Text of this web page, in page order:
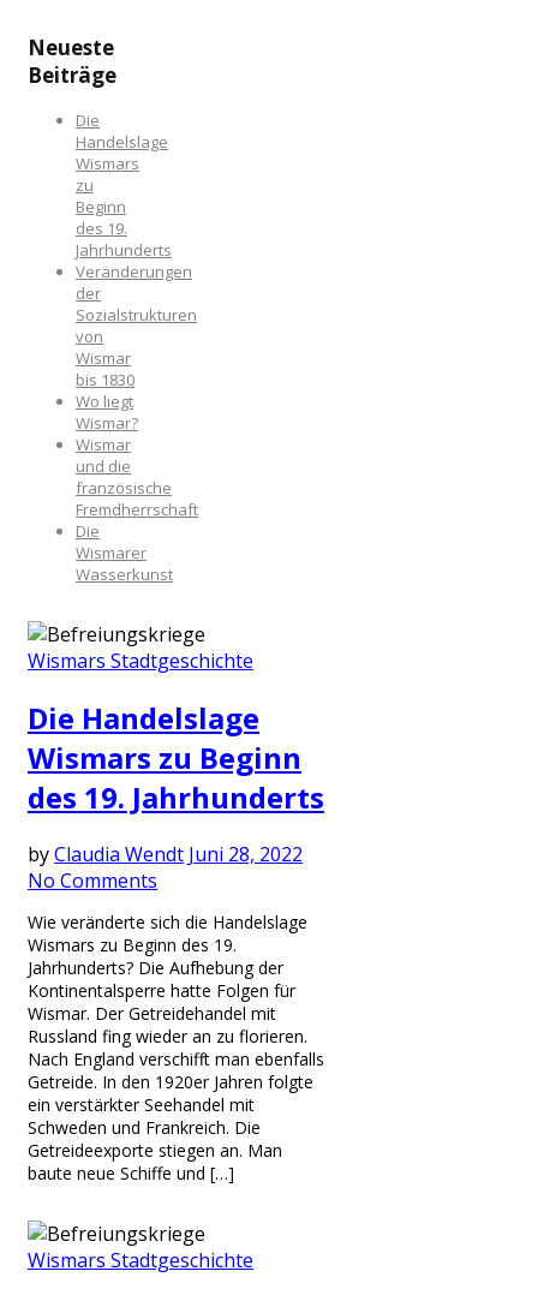
Neueste
Beiträge
Die
Handelslage
Wismars
zu
Beginn
des 19.
Jahrhunderts
Veränderungen
der
Sozialstrukturen
von
Wismar
bis 1830
Wo liegt
Wismar?
Wismar
und die
französische
Fremdherrschaft
Die
Wismarer
Wasserkunst
Wismars Stadtgeschichte
Die Handelslage
Wismars zu Beginn
des 19. Jahrhunderts
byClaudia Wendt Juni 28, 2022
No Comments
Wie veränderte sich die Handelslage
Wismars zu Beginn des 19.
Jahrhunderts? Die Aufhebung der
Kontinentalsperre hatte Folgen für
Wismar. Der Getreidehandel mit
Russland fing wieder an zu florieren.
Nach England verschifft man ebenfalls
Getreide. In den 1920er Jahren folgte
ein verstärkter Seehandel mit
Schweden und Frankreich. Die
Getreideexporte stiegen an. Man
baute neue Schiffe und […]
Wismars Stadtgeschichte